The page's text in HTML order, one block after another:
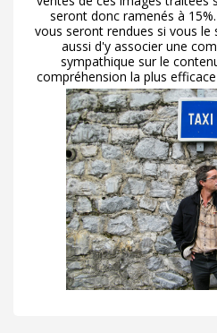
seront donc ramenés à
vous seront rendues si vous
aussi d'y associer une
sympathique sur le
compréhension la plus